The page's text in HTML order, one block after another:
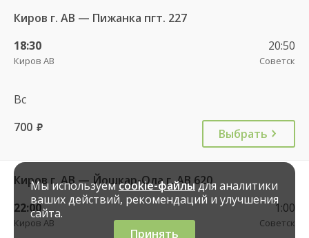
Киров г. АВ — Пижанка пгт. 227
18:30
Киров АВ
20:50
Советск
Вс
700 руб. Выбрать
Киров г. АВ — Йошкар-Ола г. АВ 620
22:00
Киров АВ
1:00
Советск
Мы используемcookie-файлыдля аналитики
ваших действий, рекомендаций и улучшения
сайта.
Принять